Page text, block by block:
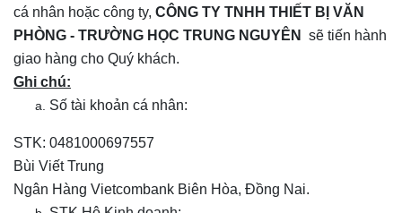
cá nhân hoặc công ty, CÔNG TY TNHH THIẾT BỊ VĂN
PHÒNG - TRƯỜNG HỌC TRUNG NGUYÊN
sẽ tiến hành
giao hàng cho Quý khách.
Ghi chú:
Số tài khoản cá nhân:
STK: 0481000697557
Bùi Viết Trung
Ngân Hàng Vietcombank Biên Hòa, Đồng Nai.